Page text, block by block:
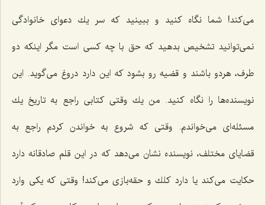
می‌کند! شما نگاه كنید و ببینید كه سر یك دعواى خانوادگى
نمى‌توانید تشخیص بدهید كه حق با چه كسى است مگر اینكه دو
طرف، هردو باشند و قضیه رو بشود که این دارد دروغ مى‌گوید. این
نویسنده‌ها را نگاه کنید. من یك وقتی كتابى راجع به تاریخ یك
مسئله‌اى مى‌خواندم. وقتی که شروع به خواندن ‌كردم راجع به
قضایاى مختلف، نویسنده نشان می‌دهد که در این قلم صادقانه دارد
حكایت مى‌كند یا دارد كلك و حقه‌بازى مى‌كند! وقتى که یکی وارد